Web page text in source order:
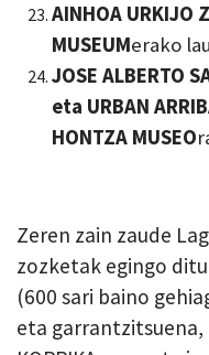
AINHOA URKIJO
MUSEUMerako
JOSE ALBERTO
eta URBAN
HONTZA MUSEO
Zeren zain zaude
zozketak egingo
(600 sari baino
eta